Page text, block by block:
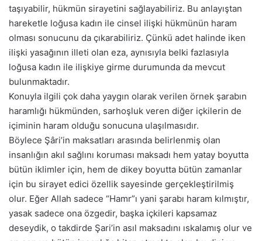
taşıyabilir, hükmün sirayetini sağlayabiliriz. Bu anlayıştan
hareketle loğusa kadın ile cinsel ilişki hükmünün haram
olması sonucunu da çıkarabiliriz. Çünkü adet halinde iken
ilişki yasağının illeti olan eza, aynısıyla belki fazlasıyla
loğusa kadın ile ilişkiye girme durumunda da mevcut
bulunmaktadır.
Konuyla ilgili çok daha yaygın olarak verilen örnek şarabın
haramlığı hükmünden, sarhoşluk veren diğer içkilerin de
içiminin haram olduğu sonucuna ulaşılmasıdır.
Böylece Şâri’in maksatları arasında belirlenmiş olan
insanlığın akıl sağlını koruması maksadı hem yatay boyutta
bütün iklimler için, hem de dikey boyutta bütün zamanlar
için bu sirayet edici özellik sayesinde gerçekleştirilmiş
olur. Eğer Allah sadece “Hamr”ı yani şarabı haram kılmıştır,
yasak sadece ona özgedir, başka içkileri kapsamaz
deseydik, o takdirde Şari’in asıl maksadını ıskalamış olur ve